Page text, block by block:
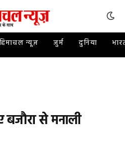
न्यूज़ जुर्म दुनिया
बजौरा से मनाली